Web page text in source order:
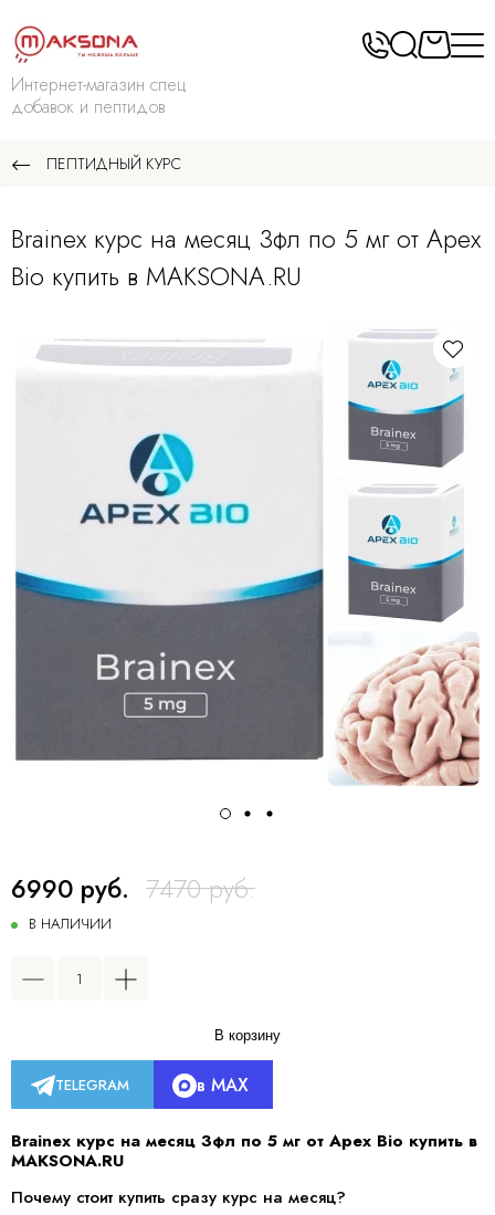
Интернет-магазин спец
добавок и пептидов
ПЕПТИДНЫЙ КУРС
Brainex курс на месяц 3фл по 5 мг от Apex
Bio купить в MAKSONA.RU
6990 руб. 7470 руб.
В НАЛИЧИИ
В корзину
TELEGRAM в MAX
Brainex курс на месяц 3фл по 5 мг от Apex Bio купить в
MAKSONA.RU
Почему стоит купить сразу курс на месяц?